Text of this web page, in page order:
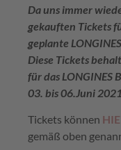
Da uns immer
gekauften Tickets
geplante
Diese Tickets
für das LONGINES
03. bis 06.Juni
Tickets können
gemäß oben